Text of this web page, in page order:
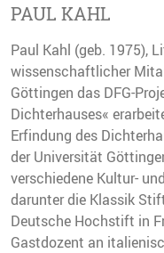
PAUL KAHL
Paul Kahl (geb. 1975),
wissenschaftlicher
Göttingen das DFG-
Dichterhauses«
Erfindung des
der Universität
verschiedene Kultur-
darunter die Klassik
Deutsche Hochstift in
Gastdozent an